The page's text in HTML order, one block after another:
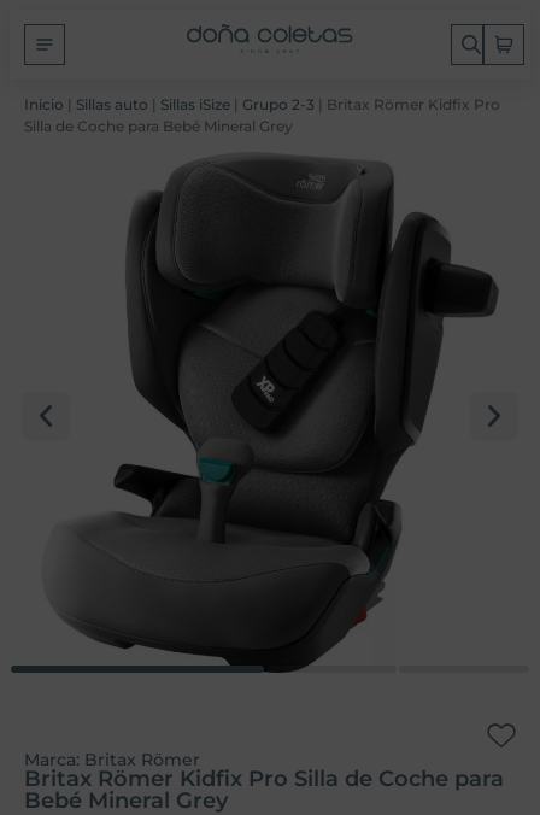
Inicio | Sillas auto | Sillas iSize | Grupo 2-3 | Britax Römer Kidfix Pro
Silla de Coche para Bebé Mineral Grey
Marca: Britax Römer
Britax Römer Kidfix Pro Silla de Coche para
Bebé Mineral Grey